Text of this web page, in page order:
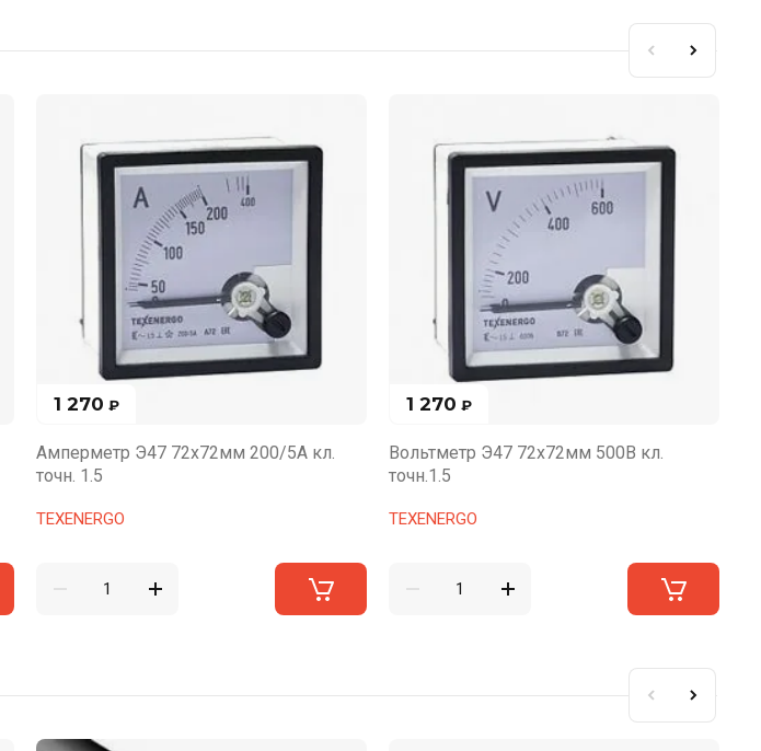
1 270 ₽
Амперметр Э47 72х72мм 200/5А кл.
точн. 1.5
TEXENERGO
1 270 ₽
Вольтметр Э47 72х72мм 500В кл.
точн.1.5
TEXENERGO